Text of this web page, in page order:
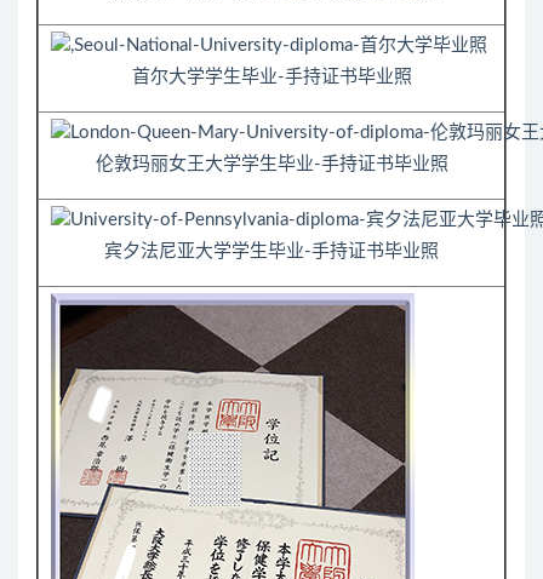
首尔大学学生毕业-手持证书毕业照
伦敦玛丽女王大学学生毕业-手持证书毕业照
宾夕法尼亚大学学生毕业-手持证书毕业照